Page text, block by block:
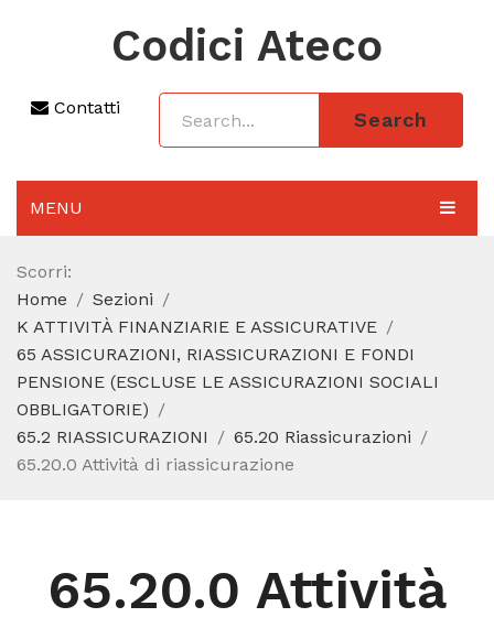
Codici Ateco
Contatti
Search
MENU
AGGIORNAMENTO 2025
SEZIONI
CODICE ATECO A COSA SERVE
REGIME FORFETTARIO
CODICE FISCALE
Scorri:
Home
Sezioni
K ATTIVITÀ FINANZIARIE E ASSICURATIVE
65 ASSICURAZIONI, RIASSICURAZIONI E FONDI
PENSIONE (ESCLUSE LE ASSICURAZIONI SOCIALI
OBBLIGATORIE)
65.2 RIASSICURAZIONI
65.20 Riassicurazioni
65.20.0 Attività di riassicurazione
65.20.0 Attività